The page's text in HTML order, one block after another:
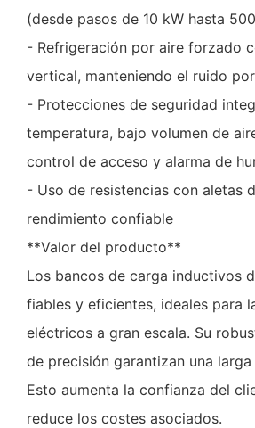
(desde pasos de 10 kW hasta
- Refrigeración por aire forzado
vertical, manteniendo el ruido
- Protecciones de seguridad
temperatura, bajo volumen de
control de acceso y alarma de
- Uso de resistencias con aletas
rendimiento confiable
**Valor del producto**
Los bancos de carga inductivos
fiables y eficientes, ideales para
eléctricos a gran escala. Su
de precisión garantizan una
Esto aumenta la confianza del
reduce los costes asociados.